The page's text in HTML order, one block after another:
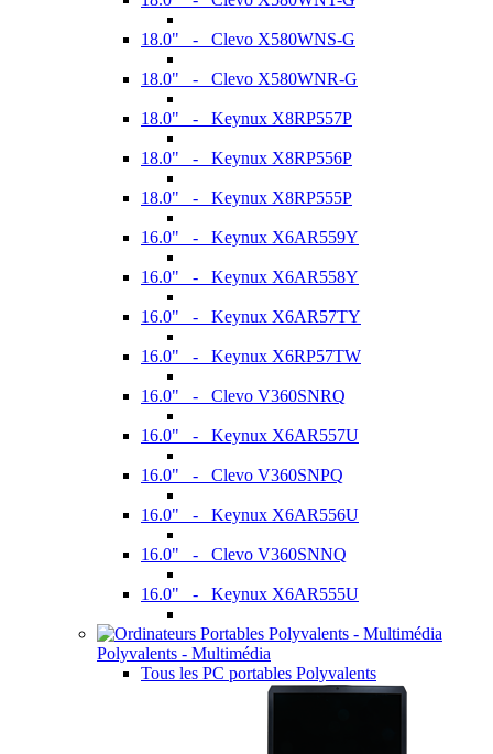
18.0" - Clevo X580WNS-G
18.0" - Clevo X580WNR-G
18.0" - Keynux X8RP557P
18.0" - Keynux X8RP556P
18.0" - Keynux X8RP555P
16.0" - Keynux X6AR559Y
16.0" - Keynux X6AR558Y
16.0" - Keynux X6AR57TY
16.0" - Keynux X6RP57TW
16.0" - Clevo V360SNRQ
16.0" - Keynux X6AR557U
16.0" - Clevo V360SNPQ
16.0" - Keynux X6AR556U
16.0" - Clevo V360SNNQ
16.0" - Keynux X6AR555U
Polyvalents - Multimédia
Tous les PC portables Polyvalents